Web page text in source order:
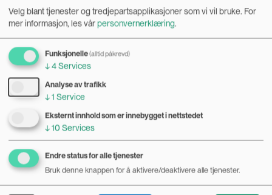
Norge regnes som et av verdens mest likestilte land, men
statistikken forteller en mer nyansert historie, skriver
professor Astrid Bergland.
Bilde
Velg blant tjenester og tredjepartsapplikasjoner som vi vil bruke. For
mer informasjon, les vårpersonvernerklæring.
Funksjonelle(alltid påkrevd)
↓4Services
Analyse av trafikk
↓1 Service
Eksternt innhold som er innebygget i nettstedet
↓10 Services
Endre status for alle tjenester
Bruk denne knappen for å aktivere/deaktivere alle tjenester.